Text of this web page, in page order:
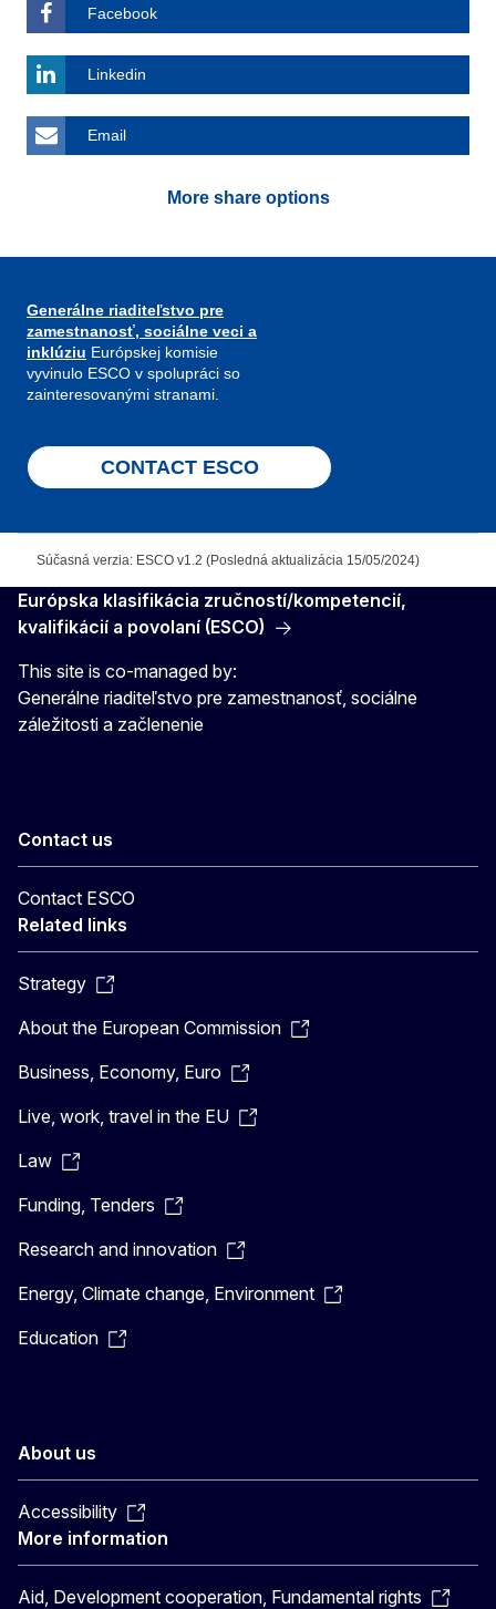
Facebook
Linkedin
Email
More share options
Generálne riaditeľstvo pre
zamestnanosť, sociálne veci a
inklúziu Európskej komisie
vyvinulo ESCO v spolupráci so
zainteresovanými stranami.
CONTACT ESCO
Súčasná verzia: ESCO v1.2 (Posledná aktualizácia 15/05/2024)
Európska klasifikácia zručností/kompetencií,
kvalifikácií a povolaní (ESCO)
This site is co-managed by:
Generálne riaditeľstvo pre zamestnanosť, sociálne
záležitosti a začlenenie
Contact us
Contact ESCO
Related links
Strategy
About the European Commission
Business, Economy, Euro
Live, work, travel in the EU
Law
Funding, Tenders
Research and innovation
Energy, Climate change, Environment
Education
About us
Accessibility
More information
Aid, Development cooperation, Fundamental rights